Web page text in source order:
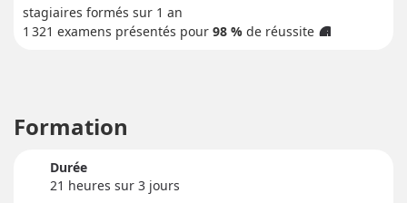
stagiaires formés sur 1 an
1 321 examens présentés pour 98 % de réussite info
Formation
Durée
21 heures sur 3 jours